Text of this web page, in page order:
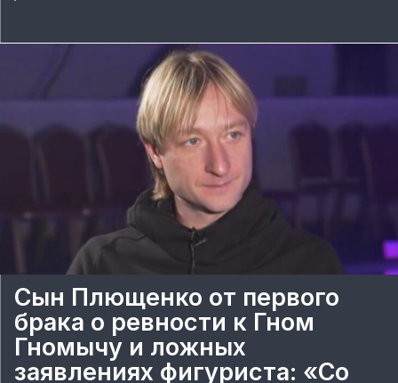
Сын Плющенко от первого
брака о ревности к Гном
Гномычу и ложных
заявлениях фигуриста: «Со